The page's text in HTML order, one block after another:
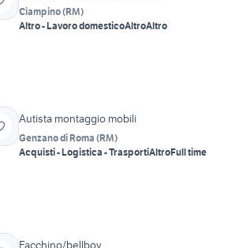
Ciampino(RM)
Altro - Lavoro domesticoAltroAltro
Autista montaggio mobili
Genzano di Roma (RM)
Acquisti - Logistica - TrasportiAltroFull time
Facchino/bellboy